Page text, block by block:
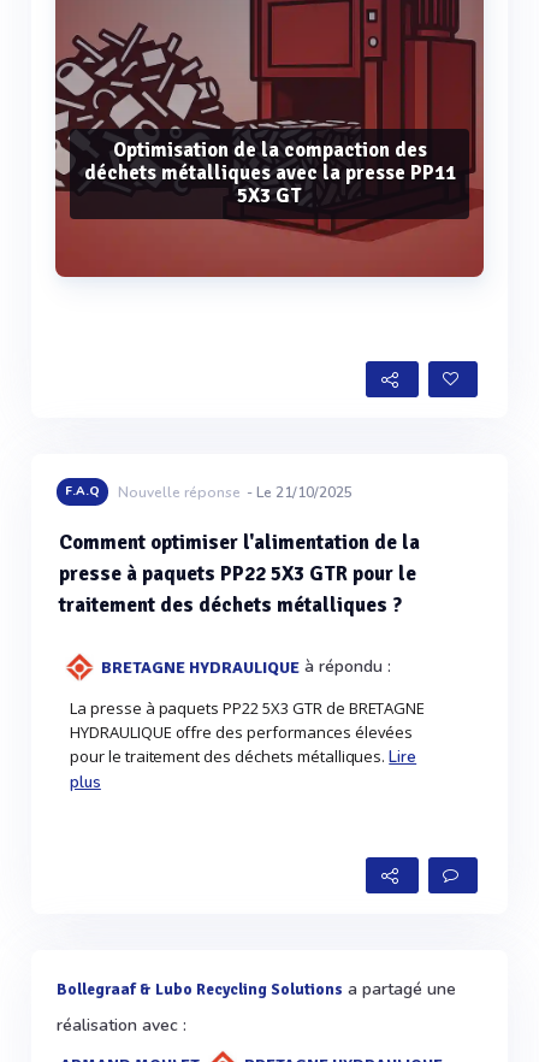
Optimisation de la compaction des
déchets métalliques avec la presse PP11
5X3 GT
F.A.Q Nouvelle réponse - Le 21/10/2025
Comment optimiser l'alimentation de la
presse à paquets PP22 5X3 GTR pour le
traitement des déchets métalliques ?
BRETAGNE HYDRAULIQUE à répondu :
La presse à paquets PP22 5X3 GTR de BRETAGNE
HYDRAULIQUE offre des performances élevées
pour le traitement des déchets métalliques.Lire
plus
Bollegraaf & Lubo Recycling Solutions a partagé une
réalisation avec :